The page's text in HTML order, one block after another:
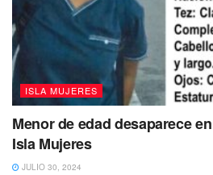
ISLA MUJERES
Menor de edad desaparece
Isla Mujeres
JULIO 30, 2024